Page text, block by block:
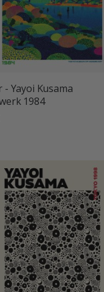
- Yayoi Kusama
1984